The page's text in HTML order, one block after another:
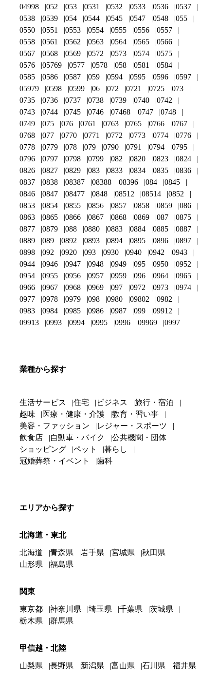
04998 052 053 0531 0532 0533 0536
0537
0538
0539 054 0544 0545 0547 0548
055
0550
0551 0553 0554 0555 0556
0557
0558
0561 0562 0563 0564 0565
0566
0567
0568 0569 0572 0573 0574
0575
0576
05769 0577 0578 058 0581
0584
0585
0586 0587 059 0594 0595 0596
0597
05979
0598 0599 06 072 0721 0725
073
0735
0736 0737 0738 0739 0740
0742
0743
0744 0745 0746 07468 0747
0748
0749
075 076 0761 0763 0765 0766
0767
0768
077 0770 0771 0772 0773 0774
0776
0778
0779 078 079 0790 0791 0794
0795
0796
0797 0798 0799 082 0820 0823
0824
0826
0827 0829 083 0833 0834 0835
0836
0837
0838 08387 08388 08396 084
0845
0846
0847 08477 0848 08512 08514
0852
0853
0854 0855 0856 0857 0858 0859
086
0863
0865 0866 0867 0868 0869 087
0875
0877
0879 088 0880 0883 0884 0885
0887
0889
089 0892 0893 0894 0895 0896
0897
0898
092 0920 093 0930 0940 0942
0943
0944
0946 0947 0948 0949 095 0950
0952
0954
0955 0956 0957 0959 096 0964
0965
0966
0967 0968 0969 097 0972 0973
0974
0977
0978 0979 098 0980 09802
0982
0983
0984 0985 0986 0987 099
09912
09913
0993 0994 0995 0996 09969 0997
業種から探す
生活サービス 住宅 ビジネス
旅行・宿泊
趣味
医療・健康・介護
教育・習い事
美容・ファッション
レジャー・スポーツ
飲食店
自動車・バイク
公共機関・団体
ショッピング
ペット
暮らし
冠婚葬祭・イベント
歯科
エリアから探す
北海道・東北
北海道 青森県 岩手県 宮城県
秋田県
山形県
福島県
関東
東京都 神奈川県 埼玉県 千葉県
茨城県
栃木県
群馬県
甲信越・北陸
山梨県 長野県 新潟県 富山県 石川県 福井県